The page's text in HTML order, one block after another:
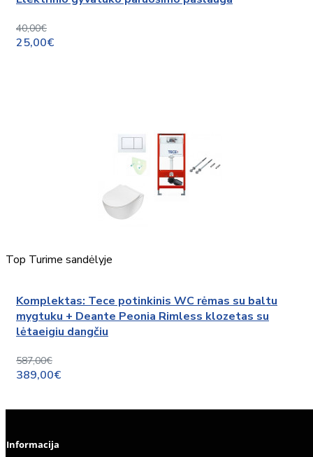
40,00€
25,00€
Top Turime sandėlyje
Komplektas: Tece potinkinis WC rėmas su baltu
mygtuku + Deante Peonia Rimless klozetas su
lėtaeigiu dangčiu
587,00€
389,00€
Informacija